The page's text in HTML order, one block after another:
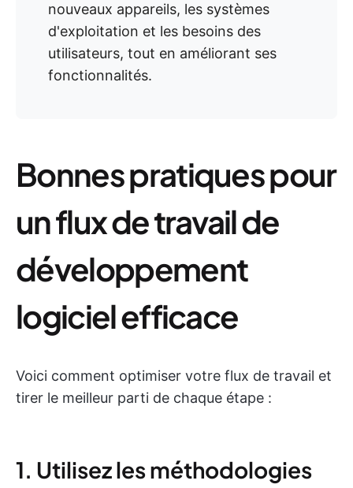
nouveaux appareils, les systèmes
d'exploitation et les besoins des
utilisateurs, tout en améliorant ses
fonctionnalités.
Bonnes pratiques pour
un flux de travail de
développement
logiciel efficace
Voici comment optimiser votre flux de travail et
tirer le meilleur parti de chaque étape :
1. Utilisez les méthodologies